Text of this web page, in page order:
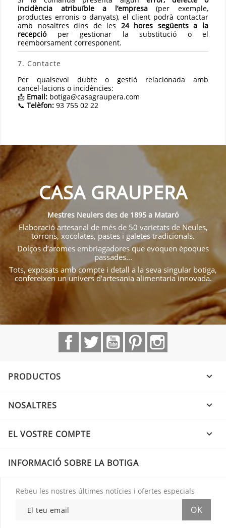
incidència atribuïble a l’empresa(per exemple,
productes erronis o danyats), el client podrà contactar
amb nosaltres dins de les 24 hores següents a la
recepcióper gestionar la substitució o el
reemborsament corresponent.
7. Contacte
Per qualsevol dubte o gestió relacionada amb
cancel·lacions o incidències:
📩 Email: botiga@casagraupera.com
📞 Telèfon: 93 755 02 22
CASA GRAUPERA
Mestres Neulers des de 1895 a Mataró
Elaboració artesanal de més de 50 varietats de Neules,
torrons, xocolates, pastes i galetes tradicionals.
Dolços d’aromes embriagadores que evoquen èpoques
passades...
Tots, exposats amb compte i detall a la seva singular botiga,
confereixen un univers d’artesania alimentaria innovada.
FacebookTwitter YouTubePinterest
PRODUCTOS 
NOSALTRES 
EL VOSTRE COMPTE 
INFORMACIÓ SOBRE LA BOTIGA
Rebeu les nostres últimes notícies i ofertes especials